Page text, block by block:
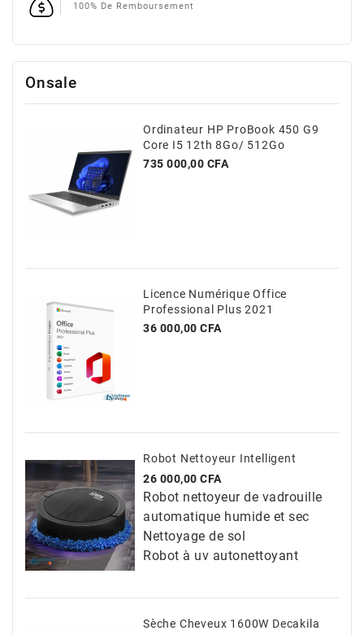
100% De Remboursement
Onsale
Ordinateur HP ProBook 450 G9
Core I5 12th 8Go/ 512Go
Prix
735 000,00 CFA
Licence Numérique Office
Professional Plus 2021
Prix
36 000,00 CFA
Robot Nettoyeur Intelligent
Prix
26 000,00 CFA
Robot nettoyeur de vadrouille
automatique humide et sec
Nettoyage de sol
Robot à uv autonettoyant
Sèche Cheveux 1600W Decakila